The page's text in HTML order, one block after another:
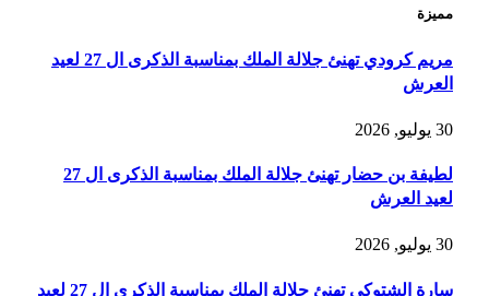
مميزة
مريم كرودي تهنئ جلالة الملك بمناسبة الذكرى ال 27 لعيد
العرش
30 يوليو, 2026
لطيفة بن حضار تهنئ جلالة الملك بمناسبة الذكرى ال 27
لعيد العرش
30 يوليو, 2026
سارة الشتوكي تهنئ جلالة الملك بمناسبة الذكرى ال 27 لعيد